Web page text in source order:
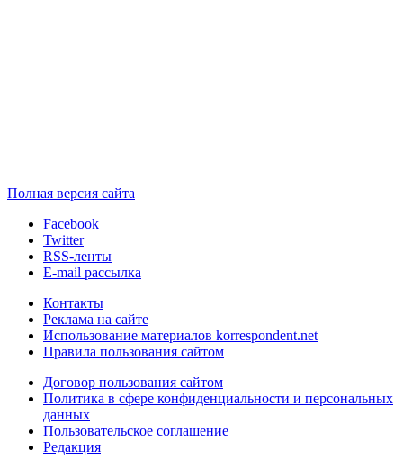
Полная версия сайта
Facebook
Twitter
RSS-ленты
E-mail рассылка
Контакты
Реклама на сайте
Использование материалов korrespondent.net
Правила пользования сайтом
Договор пользования сайтом
Политика в сфере конфиденциальности и персональных
данных
Пользовательское соглашение
Редакция